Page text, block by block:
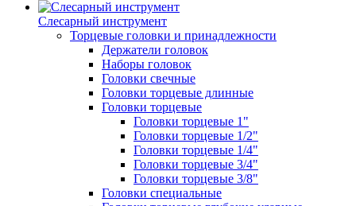
Слесарный инструмент
Торцевые головки и принадлежности
Держатели головок
Наборы головок
Головки свечные
Головки торцевые длинные
Головки торцевые
Головки торцевые 1"
Головки торцевые 1/2"
Головки торцевые 1/4"
Головки торцевые 3/4"
Головки торцевые 3/8"
Головки специальные